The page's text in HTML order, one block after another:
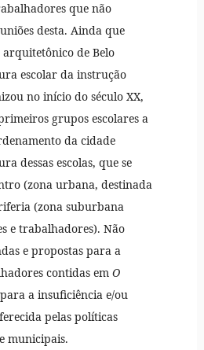
que não
desta. Ainda que
de Belo
escolar da instrução
no início do século XX,
grupos escolares a
da cidade
dessas escolas, que se
(zona urbana, destinada
(zona suburbana
e trabalhadores). Não
e propostas para a
contidas emO
a insuficiência e/ou
pelas políticas
municipais.